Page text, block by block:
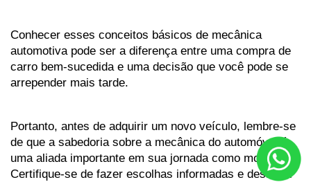
Conhecer esses conceitos básicos de mecânica
automotiva pode ser a diferença entre uma compra de
carro bem-sucedida e uma decisão que você pode se
arrepender mais tarde.
Portanto, antes de adquirir um novo veículo, lembre-se
de que a sabedoria sobre a mecânica do automóvel é
uma aliada importante em sua jornada como motorista.
Certifique-se de fazer escolhas informadas e desfrutar